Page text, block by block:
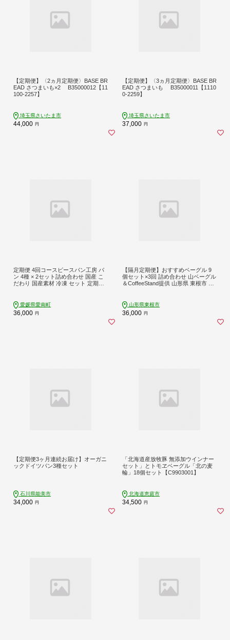
【定期便】〈2ヵ月定期便〉BASE BR
EAD さつまいも×2 B35000012【11
100-2257】
埼玉県さいたま市
44,000 円
【定期便】〈3ヵ月定期便〉BASE BR
EAD さつまいも B35000011【1110
0-2259】
埼玉県さいたま市
37,000 円
定期便 4回コースピースパン工房 パ
ン 4種 × 2セット詰め合わせ 国産 こ
だわり 国産素材 冷凍 セット 定期便
温糖 瀬戸内の塩 太白胡麻油 よもぎ
かぼちゃ バター リッチ 無添加 オー
ガニック 愛媛 熊本 宮崎 トースト パ
愛媛県愛南町
36,000 円
【隔月定期便】おすすめベーグル 9
個セット×3回 詰め合わせ 山ベーグル
＆CoffeeStand提供 山形県 東根市 hi0
山形県東根市
36,000 円
【定期便3ヶ月連続お届け】オーガニ
ックドイツパン3種セット
石川県能美市
34,000 円
「北海道産放牧豚 無添加ウインナー
セット」とトモヱベーグル「北の麦
輪」18個セット【C9903001】
北海道恵庭市
34,500 円